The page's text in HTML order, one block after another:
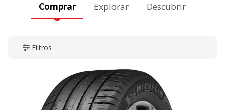
Comprar Explorar Descubrir
Filtros